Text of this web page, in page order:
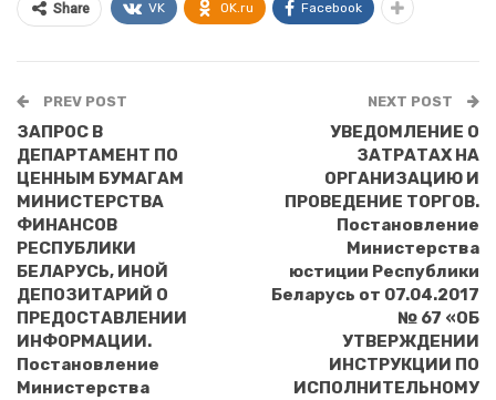
Share VK OK.ru Facebook
PREV POST
ЗАПРОС В
ДЕПАРТАМЕНТ ПО
ЦЕННЫМ БУМАГАМ
МИНИСТЕРСТВА
ФИНАНСОВ
РЕСПУБЛИКИ
БЕЛАРУСЬ, ИНОЙ
ДЕПОЗИТАРИЙ О
ПРЕДОСТАВЛЕНИИ
ИНФОРМАЦИИ.
Постановление
Министерства
NEXT POST
УВЕДОМЛЕНИЕ О
ЗАТРАТАХ НА
ОРГАНИЗАЦИЮ И
ПРОВЕДЕНИЕ ТОРГОВ.
Постановление
Министерства
юстиции Республики
Беларусь от 07.04.2017
№ 67 «ОБ
УТВЕРЖДЕНИИ
ИНСТРУКЦИИ ПО
ИСПОЛНИТЕЛЬНОМУ